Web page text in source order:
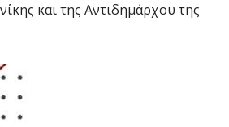
και της Αντιδημάρχου της